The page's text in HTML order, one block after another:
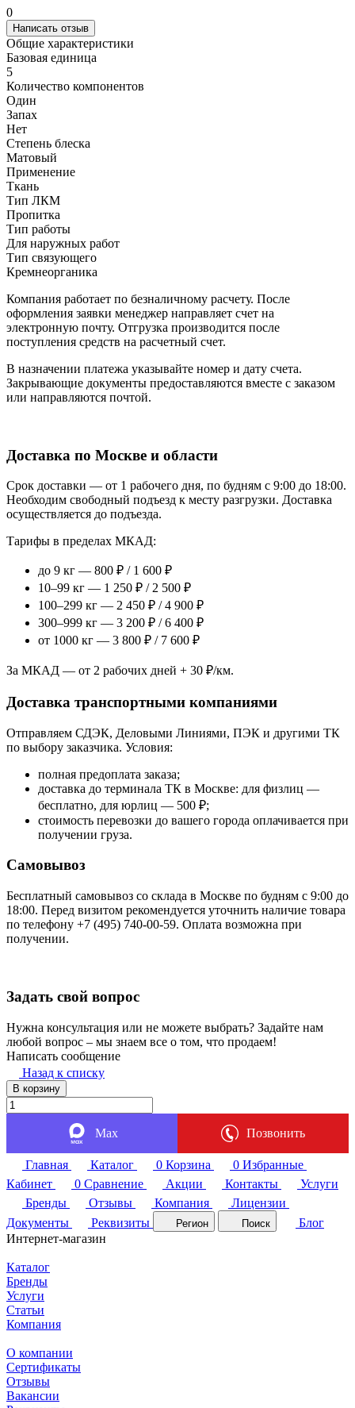
0
Написать отзыв
Общие характеристики
Базовая единица
5
Количество компонентов
Один
Запах
Нет
Степень блеска
Матовый
Применение
Ткань
Тип ЛКМ
Пропитка
Тип работы
Для наружных работ
Тип связующего
Кремнеорганика
Компания работает по безналичному расчету. После
оформления заявки менеджер направляет счет на
электронную почту. Отгрузка производится после
поступления средств на расчетный счет.
В назначении платежа указывайте номер и дату счета.
Закрывающие документы предоставляются вместе с заказом
или направляются почтой.
Доставка по Москве и области
Срок доставки — от 1 рабочего дня, по будням с 9:00 до 18:00.
Необходим свободный подъезд к месту разгрузки. Доставка
осуществляется до подъезда.
Тарифы в пределах МКАД:
до 9 кг — 800 ₽ / 1 600 ₽
10–99 кг — 1 250 ₽ / 2 500 ₽
100–299 кг — 2 450 ₽ / 4 900 ₽
300–999 кг — 3 200 ₽ / 6 400 ₽
от 1000 кг — 3 800 ₽ / 7 600 ₽
За МКАД — от 2 рабочих дней + 30 ₽/км.
Доставка транспортными компаниями
Отправляем СДЭК, Деловыми Линиями, ПЭК и другими ТК
по выбору заказчика. Условия:
полная предоплата заказа;
доставка до терминала ТК в Москве: для физлиц —
бесплатно, для юрлиц — 500 ₽;
стоимость перевозки до вашего города оплачивается при
получении груза.
Самовывоз
Бесплатный самовывоз со склада в Москве по будням с 9:00 до
18:00. Перед визитом рекомендуется уточнить наличие товара
по телефону +7 (495) 740-00-59. Оплата возможна при
получении.
Задать свой вопрос
Нужна консультация или не можете выбрать? Задайте нам
любой вопрос – мы знаем все о том, что продаем!
Написать сообщение
Назад к списку
В корзину
Max Позвонить
Главная Каталог 0 Корзина 0 Избранные
Кабинет
0 Сравнение Акции Контакты
Услуги
Бренды
Отзывы Компания
Лицензии
Документы
Реквизиты Регион Поиск
Блог
Интернет-магазин
Каталог
Бренды
Услуги
Статьи
Компания
О компании
Сертификаты
Отзывы
Вакансии